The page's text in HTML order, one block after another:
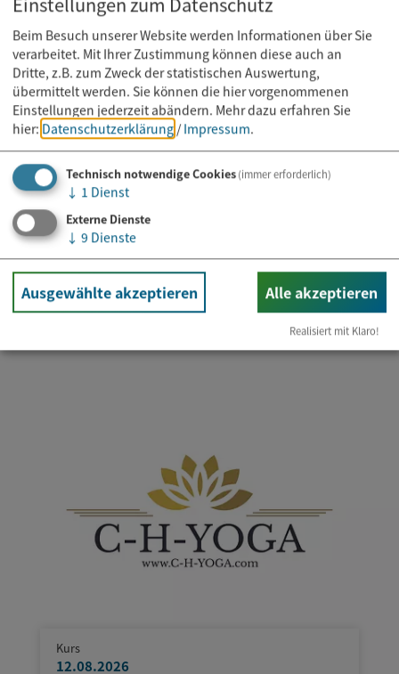
Kurs
11.08.2026
Mobility Training
Kurs
12.08.2026
Beim Besuch unserer Website werden Informationen über Sie
verarbeitet. Mit Ihrer Zustimmung können diese auch an
Dritte, z.B. zum Zweck der statistischen Auswertung,
übermittelt werden. Sie können die hier vorgenommenen
Einstellungen jederzeit abändern. Mehr dazu erfahren Sie
hier: Datenschutzerklärung / Impressum.
Technisch notwendige Cookies(immer erforderlich)
↓ 1 Dienst
Externe Dienste
↓ 9 Dienste
Ausgewählte akzeptieren Alle akzeptieren
Realisiert mit Klaro!